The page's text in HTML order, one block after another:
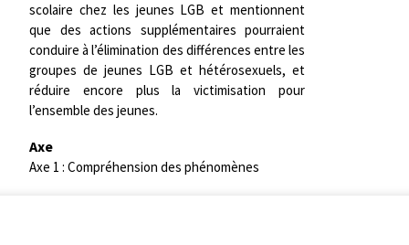
scolaire chez les jeunes LGB et mentionnent
que des actions supplémentaires pourraient
conduire à l’élimination des différences entre les
groupes de jeunes LGB et hétérosexuels, et
réduire encore plus la victimisation pour
l’ensemble des jeunes.
Axe
Axe 1 : Compréhension des phénomènes